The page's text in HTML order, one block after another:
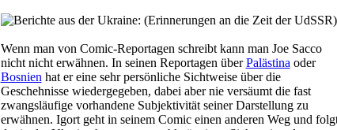
Wenn man von Comic-Reportagen schreibt kann man Joe Sacco
nicht nicht erwähnen. In seinen Reportagen überPalästinaoder
Bosnienhat er eine sehr persönliche Sichtweise über die
Geschehnisse wiedergegeben, dabei aber nie versäumt die fast
zwangsläufige vorhandene Subjektivität seiner Darstellung zu
erwähnen. Igort geht in seinem Comic einen anderen Weg und